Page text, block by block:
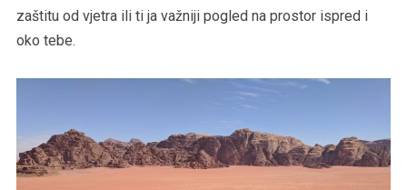
zaštitu od vjetra ili ti ja važniji pogled na prostor ispred i
oko tebe.